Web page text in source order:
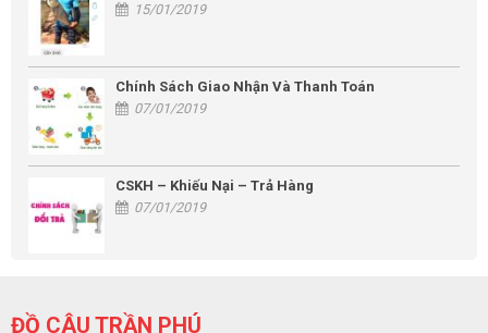
15/01/2019
Chính Sách Giao Nhận Và Thanh Toán
07/01/2019
CSKH – Khiếu Nại – Trả Hàng
07/01/2019
ĐỒ CÂU TRẦN PHÚ